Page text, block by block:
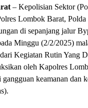
– Kepolisian Sektor
Lombok Barat,
di sepanjang jalur
Minggu (2/2/2025)
Kegiatan Rutin Yang
oleh Kapolres
keamanan dan